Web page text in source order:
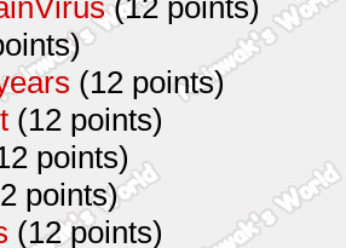
(12 points)
(12 points)
(12 points)
points)
points)
(12 points)